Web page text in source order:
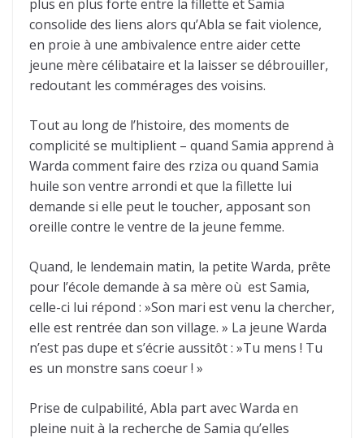
plus en plus forte entre la fillette et Samia
consolide des liens alors qu’Abla se fait violence,
en proie à une ambivalence entre aider cette
jeune mère célibataire et la laisser se débrouiller,
redoutant les commérages des voisins.
Tout au long de l’histoire, des moments de
complicité se multiplient – quand Samia apprend à
Warda comment faire des rziza ou quand Samia
huile son ventre arrondi et que la fillette lui
demande si elle peut le toucher, apposant son
oreille contre le ventre de la jeune femme.
Quand, le lendemain matin, la petite Warda, prête
pour l’école demande à sa mère où est Samia,
celle-ci lui répond : »Son mari est venu la chercher,
elle est rentrée dan son village. » La jeune Warda
n’est pas dupe et s’écrie aussitôt : »Tu mens ! Tu
es un monstre sans coeur ! »
Prise de culpabilité, Abla part avec Warda en
pleine nuit à la recherche de Samia qu’elles